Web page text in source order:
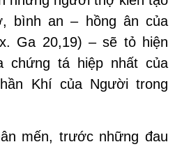
bình an – hồng ân của
Ga 20,19) – sẽ tỏ hiện
chứng tá hiệp nhất của
Khí của Người trong
mến, trước những đau